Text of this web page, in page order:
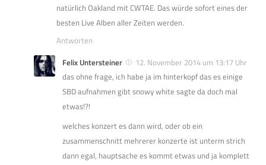
natürlich Oakland mit CWTAE. Das würde sofort eines der
besten Live Alben aller Zeiten werden.
Antworten
Felix Untersteiner
12. November 2014 um 13:17 Uhr
das ohne frage, ich habe ja im hinterkopf das es einige
SBD aufnahmen gibt snowy white sagte da doch mal
etwas!?!
welches konzert es dann wird, oder ob ein
zusammenschnitt mehrerer konzerte ist unterm strich
dann egal, hauptsache es kommt etwas und ja komplett